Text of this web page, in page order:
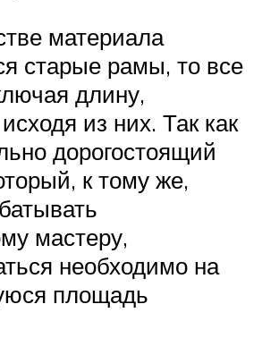
материала
старые рамы, то все
длину,
из них. Так как
дорогостоящий
к тому же,
мастеру,
необходимо на
площадь